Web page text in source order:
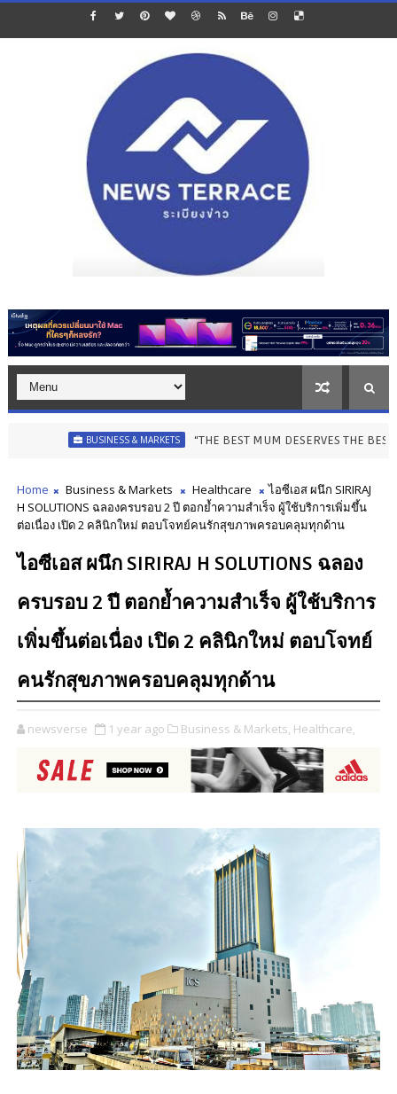
BUSINESS & MARKETS “THE BEST MUM DESERVES THE BEST” ไอคอนสยา
Home Business & Markets Healthcare
ไอซีเอส ผนึก SIRIRAJ
H SOLUTIONS ฉลองครบรอบ 2 ปี ตอกย้ำความสำเร็จ ผู้ใช้บริการเพิ่มขึ้น
ต่อเนื่อง เปิด 2 คลินิกใหม่ ตอบโจทย์คนรักสุขภาพครอบคลุมทุกด้าน
ไอซีเอส ผนึก SIRIRAJ H SOLUTIONS ฉลอง
ครบรอบ 2 ปี ตอกย้ำความสำเร็จ ผู้ใช้บริการ
เพิ่มขึ้นต่อเนื่อง เปิด 2 คลินิกใหม่ ตอบโจทย์
คนรักสุขภาพครอบคลุมทุกด้าน
newsverse 1 year ago Business & Markets, Healthcare,